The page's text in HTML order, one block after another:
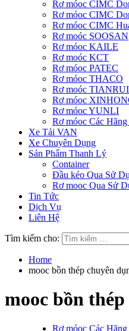
Rơ móoc CIMC
Rơ móoc CIMC
Rơ móoc CIMC
Rơ moóc SOOSAN
Rơ móoc KAILE
Rơ moóc KCT
Rơ móoc PATEC
Rơ móoc THACO
Rơ moóc TIANRUI
Rơ móoc
Rơ móoc YUNLI
Rơ móoc Các
Xe Tải VAN
Xe Chuyên Dụng
Sản Phẩm Thanh Lý
Container
Đầu kéo Qua Sử
Rơ mooc Qua Sử
Tin Tức
Dịch Vụ
Liên Hệ
Tìm kiếm cho:
Home
mooc bồn thép chuyên
mooc bồn
Rơ móoc Các